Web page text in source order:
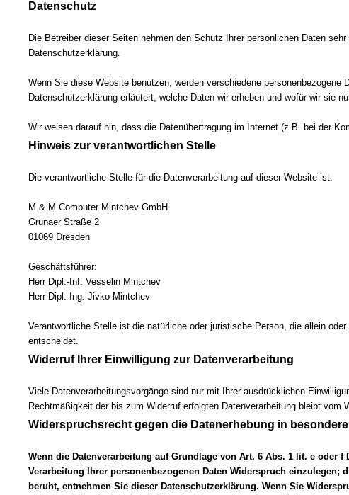
Datenschutz
Die Betreiber dieser Seiten nehmen den Schutz Ihrer persönlichen Daten
Datenschutzerklärung.
Wenn Sie diese Website benutzen, werden verschiedene
Datenschutzerklärung erläutert, welche Daten wir erheben und wofür wir sie
Wir weisen darauf hin, dass die Datenübertragung im Internet (z.B. bei der
Hinweis zur verantwortlichen Stelle
Die verantwortliche Stelle für die Datenverarbeitung auf dieser Website ist:
M & M Computer Mintchev GmbH
Grunaer Straße 2
01069 Dresden
Geschäftsführer:
Herr Dipl.-Inf. Vesselin Mintchev
Herr Dipl.-Ing. Jivko Mintchev
Verantwortliche Stelle ist die natürliche oder juristische Person, die allein
entscheidet.
Widerruf Ihrer Einwilligung zur Datenverarbeitung
Viele Datenverarbeitungsvorgänge sind nur mit Ihrer ausdrücklichen
Rechtmäßigkeit der bis zum Widerruf erfolgten Datenverarbeitung bleibt vom
Widerspruchsrecht gegen die Datenerhebung in
Wenn die Datenverarbeitung auf Grundlage von Art. 6 Abs. 1 lit. e oder
Verarbeitung Ihrer personenbezogenen Daten Widerspruch
beruht, entnehmen Sie dieser Datenschutzerklärung. Wenn Sie